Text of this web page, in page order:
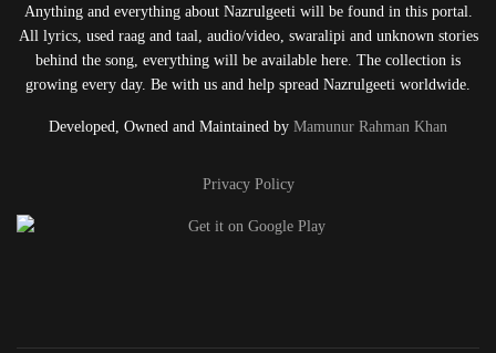
Anything and everything about Nazrulgeeti will be found in this portal.
All lyrics, used raag and taal, audio/video, swaralipi and unknown stories
behind the song, everything will be available here. The collection is
growing every day. Be with us and help spread Nazrulgeeti worldwide.
Developed, Owned and Maintained by Mamunur Rahman Khan
Privacy Policy